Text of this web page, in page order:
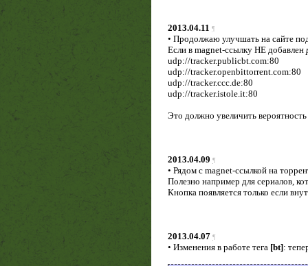
2013.04.11 ¶
• Продолжаю улучшать на сайте
Если в magnet-ссылку НЕ добавлен
udp://tracker.publicbt.com:80
udp://tracker.openbittorrent.com:80
udp://tracker.ccc.de:80
udp://tracker.istole.it:80
Это должно увеличить
2013.04.09 ¶
• Рядом с magnet-ссылкой на
Полезно например для сериалов,
Кнопка появляется только если
2013.04.07 ¶
• Изменения в работе тега [bt]: